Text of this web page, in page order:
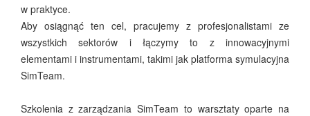
w praktyce.
Aby osiągnąć ten cel, pracujemy z profesjonalistami ze
wszystkich sektorów i łączymy to z innowacyjnymi
elementami i instrumentami, takimi jak platforma symulacyjna
SimTeam.
Szkolenia z zarządzania SimTeam to warsztaty oparte na